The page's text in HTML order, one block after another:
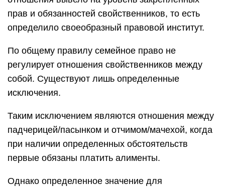
прав и обязанностей свойственников, то есть
определило своеобразный правовой институт.
По общему правилу семейное право не
регулирует отношения свойственников между
собой. Существуют лишь определенные
исключения.
Таким исключением являются отношения между
падчерицей/пасынком и отчимом/мачехой, когда
при наличии определенных обстоятельств
первые обязаны платить алименты.
Однако определенное значение для